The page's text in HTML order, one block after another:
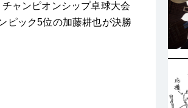
ャンピオンシップ卓球大会
ピック5位の加藤耕也が決勝